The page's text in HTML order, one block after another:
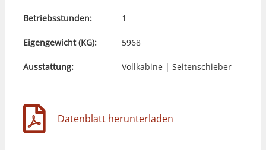
Betriebsstunden: 1
Eigengewicht (KG): 5968
Ausstattung: Vollkabine | Seitenschieber
Datenblatt herunterladen